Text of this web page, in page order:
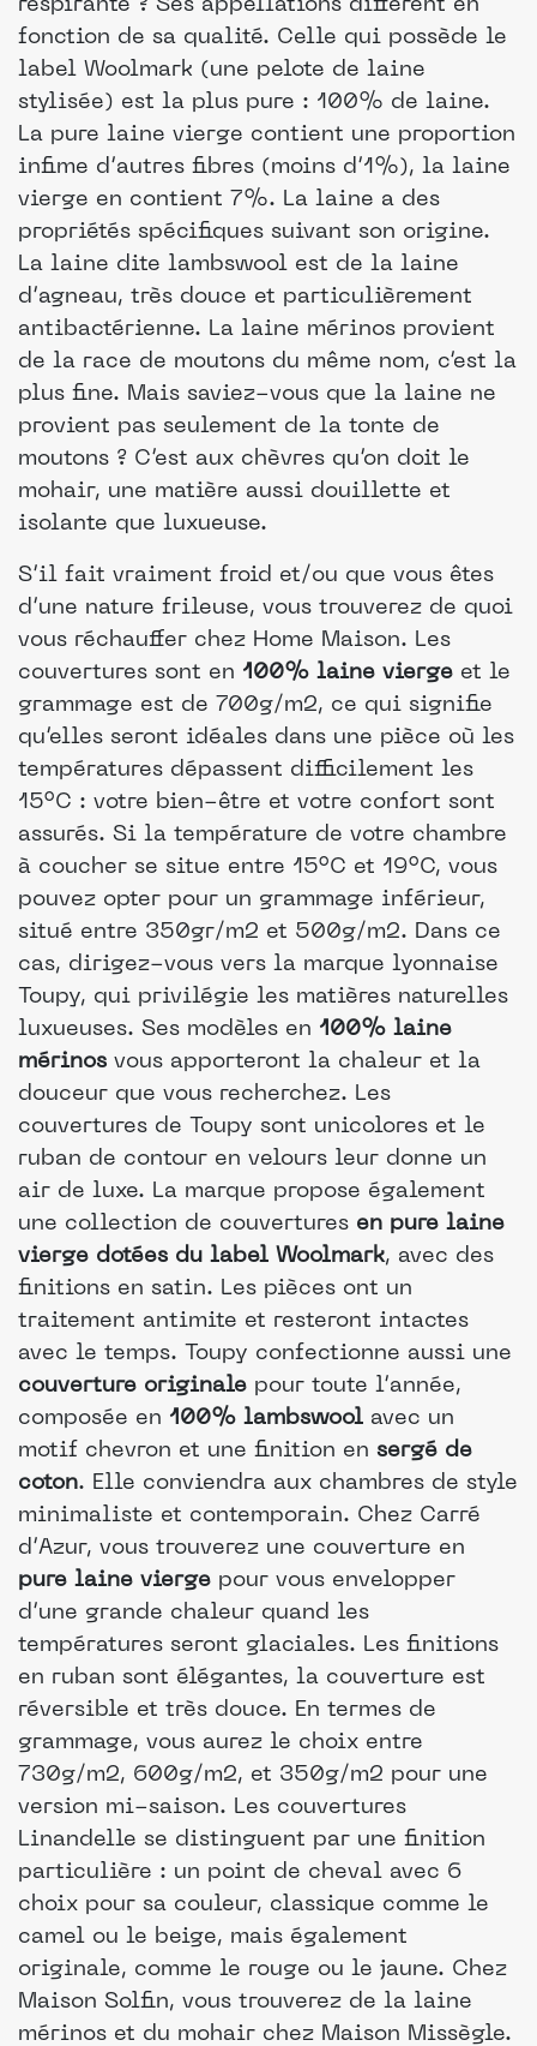
respirante ? Ses appellations diffèrent en
fonction de sa qualité. Celle qui possède le
label Woolmark (une pelote de laine
stylisée) est la plus pure : 100% de laine.
La pure laine vierge contient une proportion
infime d’autres fibres (moins d’1%), la laine
vierge en contient 7%. La laine a des
propriétés spécifiques suivant son origine.
La laine dite lambswool est de la laine
d’agneau, très douce et particulièrement
antibactérienne. La laine mérinos provient
de la race de moutons du même nom, c’est la
plus fine. Mais saviez-vous que la laine ne
provient pas seulement de la tonte de
moutons ? C’est aux chèvres qu’on doit le
mohair, une matière aussi douillette et
isolante que luxueuse.
S’il fait vraiment froid et/ou que vous êtes
d’une nature frileuse, vous trouverez de quoi
vous réchauffer chez Home Maison. Les
couvertures sont en 100% laine vierge et le
grammage est de 700g/m2, ce qui signifie
qu’elles seront idéales dans une pièce où les
températures dépassent difficilement les
15°C : votre bien-être et votre confort sont
assurés. Si la température de votre chambre
à coucher se situe entre 15°C et 19°C, vous
pouvez opter pour un grammage inférieur,
situé entre 350gr/m2 et 500g/m2. Dans ce
cas, dirigez-vous vers la marque lyonnaise
Toupy, qui privilégie les matières naturelles
luxueuses. Ses modèles en 100% laine
mérinos vous apporteront la chaleur et la
douceur que vous recherchez. Les
couvertures de Toupy sont unicolores et le
ruban de contour en velours leur donne un
air de luxe. La marque propose également
une collection de couvertures en pure laine
vierge dotées du label Woolmark, avec des
finitions en satin. Les pièces ont un
traitement antimite et resteront intactes
avec le temps. Toupy confectionne aussi une
couverture originale pour toute l’année,
composée en 100% lambswool avec un
motif chevron et une finition en sergé de
coton. Elle conviendra aux chambres de style
minimaliste et contemporain. Chez Carré
d’Azur, vous trouverez une couverture en
pure laine vierge pour vous envelopper
d’une grande chaleur quand les
températures seront glaciales. Les finitions
en ruban sont élégantes, la couverture est
réversible et très douce. En termes de
grammage, vous aurez le choix entre
730g/m2, 600g/m2, et 350g/m2 pour une
version mi-saison. Les couvertures
Linandelle se distinguent par une finition
particulière : un point de cheval avec 6
choix pour sa couleur, classique comme le
camel ou le beige, mais également
originale, comme le rouge ou le jaune. Chez
Maison Solfin, vous trouverez de la laine
mérinos et du mohair chez Maison Missègle.